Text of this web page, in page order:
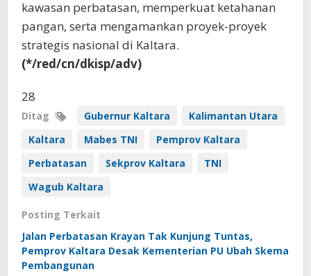
kawasan perbatasan, memperkuat ketahanan
pangan, serta mengamankan proyek-proyek
strategis nasional di Kaltara.
(*/red/cn/dkisp/adv)
28
Ditag Gubernur Kaltara
Kalimantan Utara
Kaltara
Mabes TNI
Pemprov Kaltara
Perbatasan
Sekprov Kaltara
TNI
Wagub Kaltara
Posting Terkait
Jalan Perbatasan Krayan Tak Kunjung Tuntas,
Pemprov Kaltara Desak Kementerian PU Ubah Skema
Pembangunan